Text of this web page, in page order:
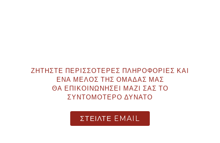
ΖΗΤΗΣΤΕ ΠΕΡΙΣΣΟΤΕΡΕΣ ΠΛΗΡΟΦΟΡΙΕΣ ΚΑΙ
ΕΝΑ ΜΕΛΟΣ ΤΗΣ ΟΜΑΔΑΣ ΜΑΣ
ΘΑ ΕΠΙΚΟΙΝΩΝΗΣΕΙ ΜΑΖΙ ΣΑΣ ΤΟ
ΣΥΝΤΟΜΟΤΕΡΟ ΔΥΝΑΤΟ
ΣΤΕΙΛΤΕ EMAIL